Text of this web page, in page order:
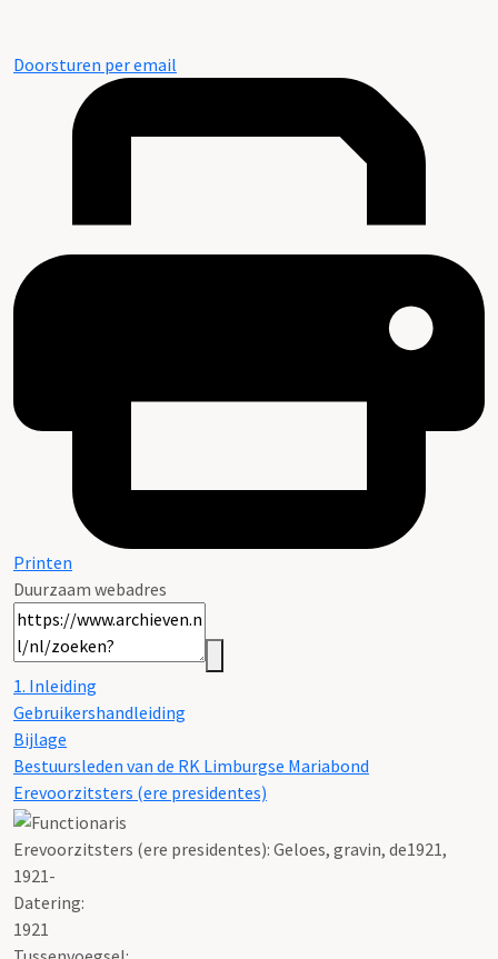
Doorsturen per email
Printen
Duurzaam webadres
1. Inleiding
Gebruikershandleiding
Bijlage
Bestuursleden van de RK Limburgse Mariabond
Erevoorzitsters (ere presidentes)
Erevoorzitsters (ere presidentes): Geloes, gravin, de1921,
1921-
Datering:
1921